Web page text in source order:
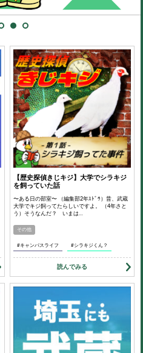
【歴史探偵きじキジ】大学でシラキジ
を飼っていた話
〜ある日の部室〜 （編集部2年ｽﾄﾞｳ）昔、武蔵
大学でキジ飼ってたらしいですよ。 （4年さと
う）そうなんだ？ いまは…
その他
#キャンパスライフ #シラキジくん？
読んでみる